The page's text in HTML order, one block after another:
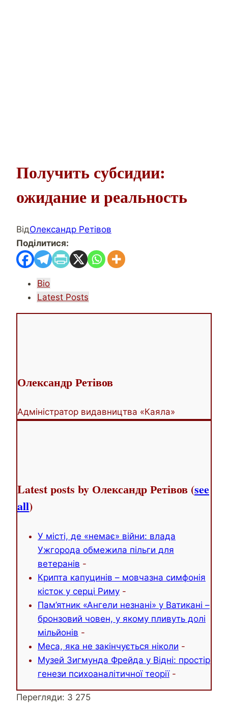
Получить субсидии:
ожидание и реальность
ВідОлександр Ретівов
Поділитися:
The
following
Bio
Latest Posts
Олександр Ретівов
Адміністратор видавництва «Каяла»
Latest posts by Олександр Ретівов (see
all)
У місті, де «немає» війни: влада
Ужгорода обмежила пільги для
ветеранів -
Крипта капуцинів – мовчазна симфонія
кісток у серці Риму -
Пам’ятник «Ангели незнані» у Ватикані –
бронзовий човен, у якому пливуть долі
мільйонів -
Меса, яка не закінчується ніколи -
Музей Зигмунда Фрейда у Відні: простір
генези психоаналітичної теорії-
Перегляди: 3 275